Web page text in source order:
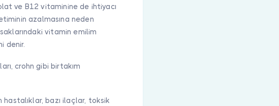
ve B12 vitaminine de ihtiyacı
azalmasına neden
vitamin emilim
denir.
crohn gibi birtakım
hastalıklar, bazı ilaçlar, toksik